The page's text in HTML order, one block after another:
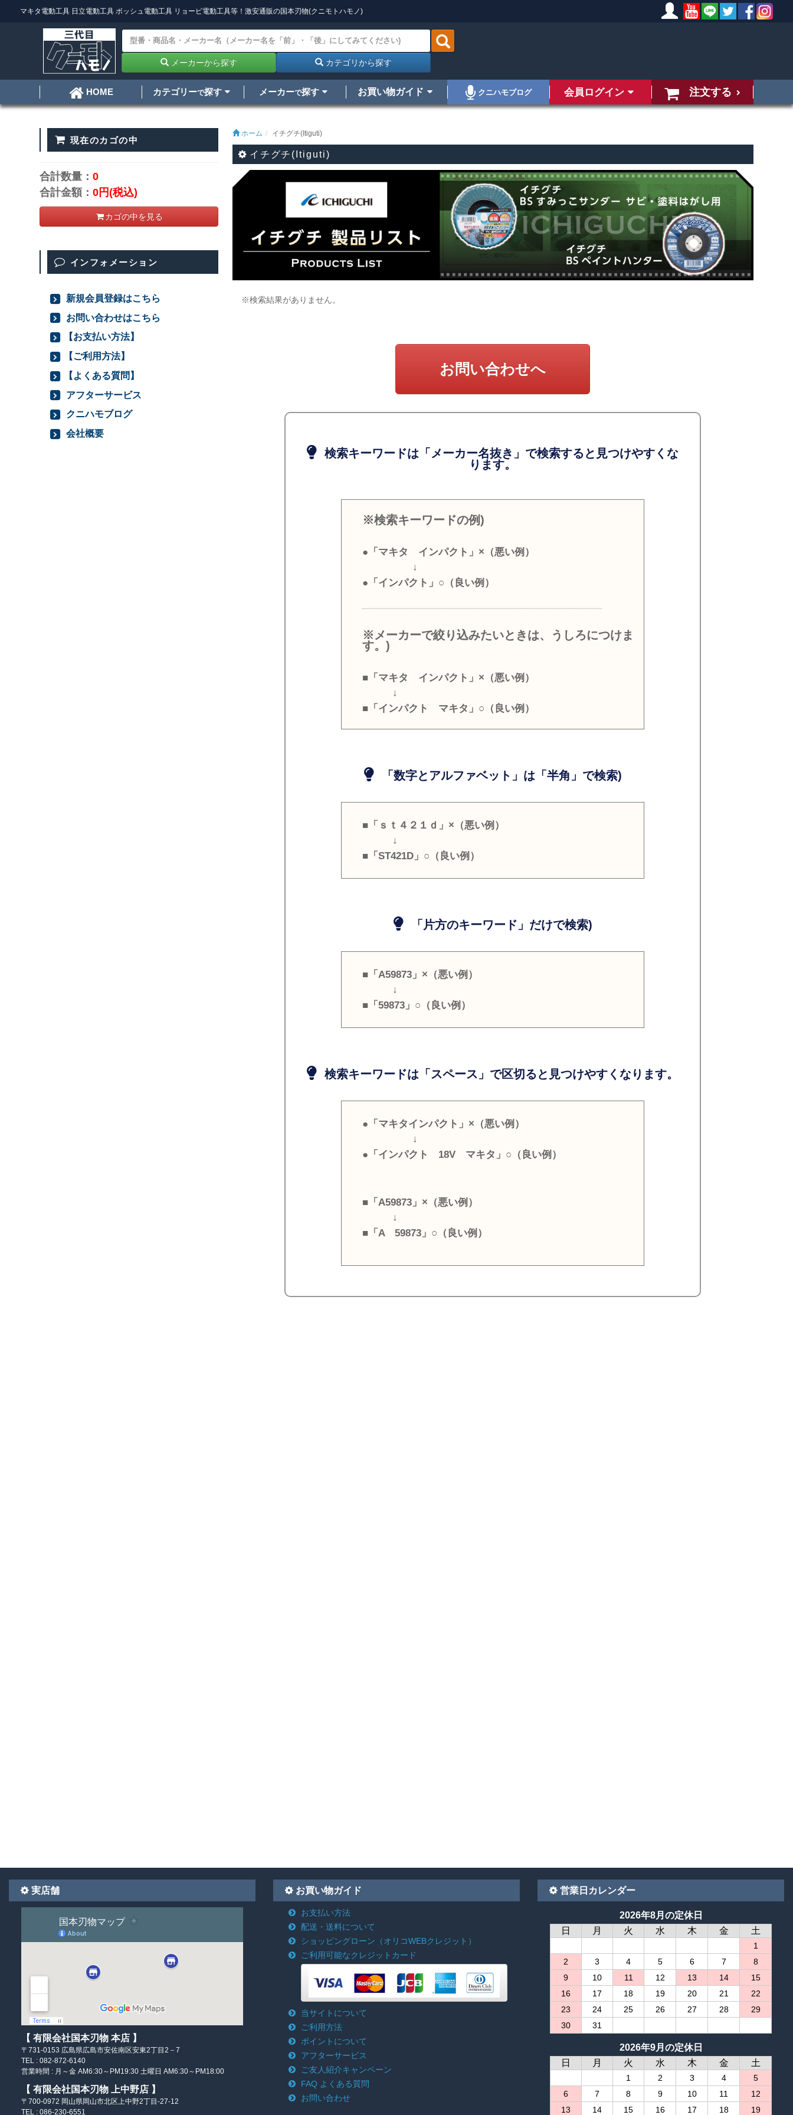
マキタ電動工具 日立電動工具 ボッシュ電動工具 リョービ電動工具等！激安通販の国本刃物(クニモトハモノ)
メーカーから探す カテゴリから探す
HOME カテゴリーで探す メーカーで探す お買い物ガイド クニハモブログ 会員ログイン 注文する
ホーム イチグチ(Itiguti)
イチグチ(Itiguti)
※検索結果がありません。
お問い合わせへ
検索キーワードは「メーカー名抜き」で検索すると見つけやすくな
ります。
※検索キーワードの例)
●「マキタ インパクト」×（悪い例）
↓
●「インパクト」○（良い例）
※メーカーで絞り込みたいときは、うしろにつけま
す。)
■「マキタ インパクト」×（悪い例）
↓
■「インパクト マキタ」○（良い例）
「数字とアルファベット」は「半角」で検索)
■「ｓｔ４２１ｄ」×（悪い例）
↓
■「ST421D」○（良い例）
「片方のキーワード」だけで検索)
■「A59873」×（悪い例）
↓
■「59873」○（良い例）
検索キーワードは「スペース」で区切ると見つけやすくなります。
●「マキタインパクト」×（悪い例）
↓
●「インパクト 18V マキタ」○（良い例）
■「A59873」×（悪い例）
↓
■「A 59873」○（良い例）
現在のカゴの中
合計数量：0
合計金額：0円(税込)
カゴの中を見る
インフォメーション
新規会員登録はこちら
お問い合わせはこちら
【お支払い方法】
【ご利用方法】
【よくある質問】
アフターサービス
クニハモブログ
会社概要
実店舗
【 有限会社国本刃物 本店 】
〒731-0153 広島県広島市安佐南区安東2丁目2－7
TEL : 082-872-6140
営業時間 : 月～金 AM6:30～PM19:30 土曜日 AM6:30～PM18:00
【 有限会社国本刃物 上中野店 】
〒700-0972 岡山県岡山市北区上中野2丁目-27-12
TEL : 086-230-6551
お買い物ガイド
お支払い方法
配送・送料について
ショッピングローン （オリコWEBクレジット）
ご利用可能なクレジットカード
当サイトについて
ご利用方法
ポイントについて
アフターサービス
ご友人紹介キャンペーン
FAQ よくある質問
お問い合わせ
営業日カレンダー
2026年8月の定休日
日
月 火 水 木 金 土
1
2
3 4 5 6 7
8
9
10 11 12 13 14
15
16
17 18 19 20 21
22
23
24 25 26 27 28
29
30
31
2026年9月の定休日
日
月 火 水 木 金 土
1 2 3 4
5
6
7 8 9 10 11
12
13
14 15 16 17 18 19